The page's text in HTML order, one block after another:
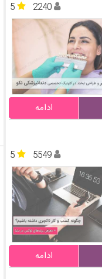
5
2240
ادامه
5
5549
ادامه